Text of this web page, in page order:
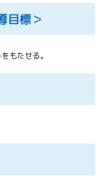
宙
次
目標＞
もたせる。